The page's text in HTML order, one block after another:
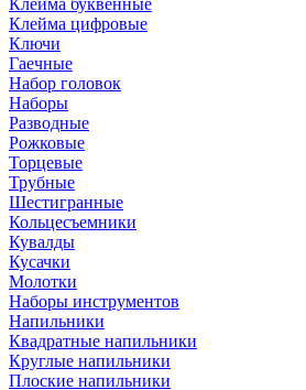
Клейма буквенные
Клейма цифровые
Ключи
Гаечные
Набор головок
Наборы
Разводные
Рожковые
Торцевые
Трубные
Шестигранные
Кольцесъемники
Кувалды
Кусачки
Молотки
Наборы инструментов
Напильники
Квадратные напильники
Круглые напильники
Плоские напильники